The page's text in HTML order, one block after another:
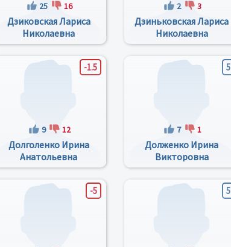
25 16
Дзиковская Лариса
Николаевна
2 3
Дзиньковская Лариса
Николаевна
-1.5
9 12
Долголенко Ирина
Анатольевна
5
7 1
Долженко Ирина
Викторовна
-5 5